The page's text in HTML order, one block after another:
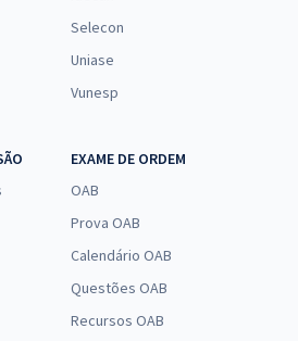
Selecon
Uniase
Vunesp
EXAME DE ORDEM
OAB
Prova OAB
Calendário OAB
Questões OAB
Recursos OAB